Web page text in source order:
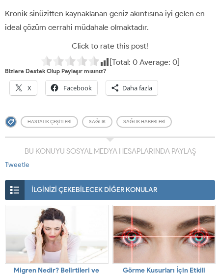
Kronik sinüzitten kaynaklanan geniz akıntısına iyi gelen en
ideal çözüm cerrahi müdahale olmaktadır.
Click to rate this post!
[Total: 0Average: 0]
Bizlere Destek Olup Paylaşır mısınız?
X Facebook Daha fazla
HASTALIK ÇEŞITLERI SAĞLIK SAĞLIK HABERLERI
BU KONUYU SOSYAL MEDYA HESAPLARINDA PAYLAŞ
Tweetle
İLGİNİZİ ÇEKEBİLECEK DİĞER KONULAR
Migren Nedir? Belirtileri ve
Görme Kusurları İçin Etkili